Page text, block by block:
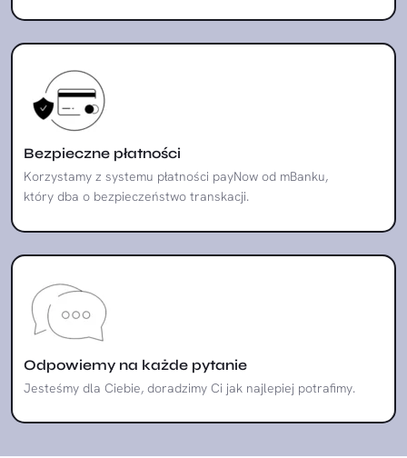
Bezpieczne płatności
Korzystamy z systemu płatności payNow od mBanku,
który dba o bezpieczeństwo transkacji.
Odpowiemy na każde pytanie
Jesteśmy dla Ciebie, doradzimy Ci jak najlepiej potrafimy.